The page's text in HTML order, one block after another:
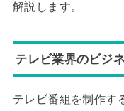
解説します。
テレビ業界のビジ
テレビ番組を制作す